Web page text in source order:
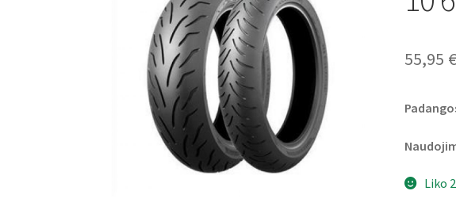
55,95 €
Liko